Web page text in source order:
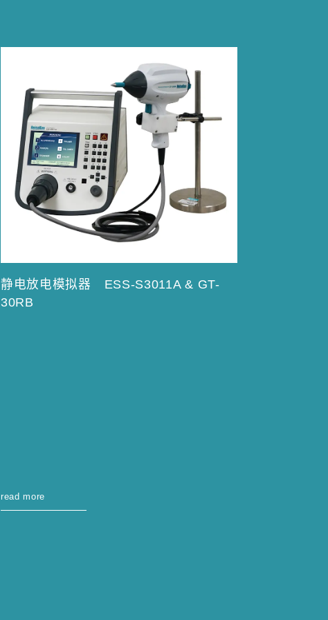
静电放电模拟器 ESS-S3011A & GT-
30RB
read more